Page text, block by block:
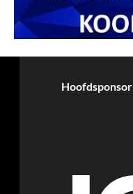
Hoofdsponsor